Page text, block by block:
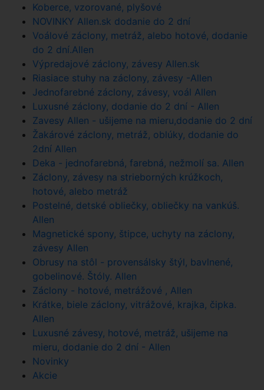
Koberce, vzorované, plyšové
NOVINKY Allen.sk dodanie do 2 dní
Voálové záclony, metráž, alebo hotové, dodanie
do 2 dní.Allen
Výpredajové záclony, závesy Allen.sk
Riasiace stuhy na záclony, závesy -Allen
Jednofarebné záclony, závesy, voál Allen
Luxusné záclony, dodanie do 2 dní - Allen
Zavesy Allen - ušijeme na mieru,dodanie do 2 dní
Žakárové záclony, metráž, oblúky, dodanie do
2dní Allen
Deka - jednofarebná, farebná, nežmolí sa. Allen
Záclony, závesy na strieborných krúžkoch,
hotové, alebo metráž
Postelné, detské obliečky, obliečky na vankúš.
Allen
Magnetické spony, štipce, uchyty na záclony,
závesy Allen
Obrusy na stôl - provensálsky štýl, bavlnené,
gobelinové. Štóly. Allen
Záclony - hotové, metrážové , Allen
Krátke, biele záclony, vitrážové, krajka, čipka.
Allen
Luxusné závesy, hotové, metráž, ušijeme na
mieru, dodanie do 2 dní - Allen
Novinky
Akcie